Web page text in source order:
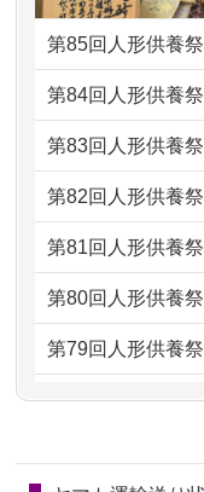
ました。 ...
2026/07/069年間
がとう。
2026/07/05 しっ
ただけると...
2026/06/30長年
ガラ
るのが助か...
ました。お...
2024/01/13供養
どうなってるので
2024/01/13会社
供養
るのですか？
しょうか？
第85回人形供養祭
第84回人形供
第83回人形供
第82回人形供
第81回人形供
第80回人形供
第79回人形供
第78回人形供